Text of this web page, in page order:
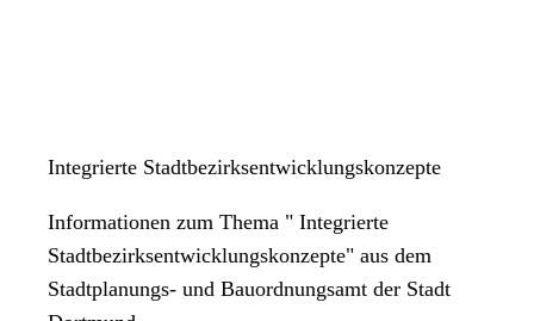
Integrierte Stadtbezirksentwicklungskonzepte
Informationen zum Thema " Integrierte
Stadtbezirksentwicklungskonzepte" aus dem
Stadtplanungs- und Bauordnungsamt der Stadt